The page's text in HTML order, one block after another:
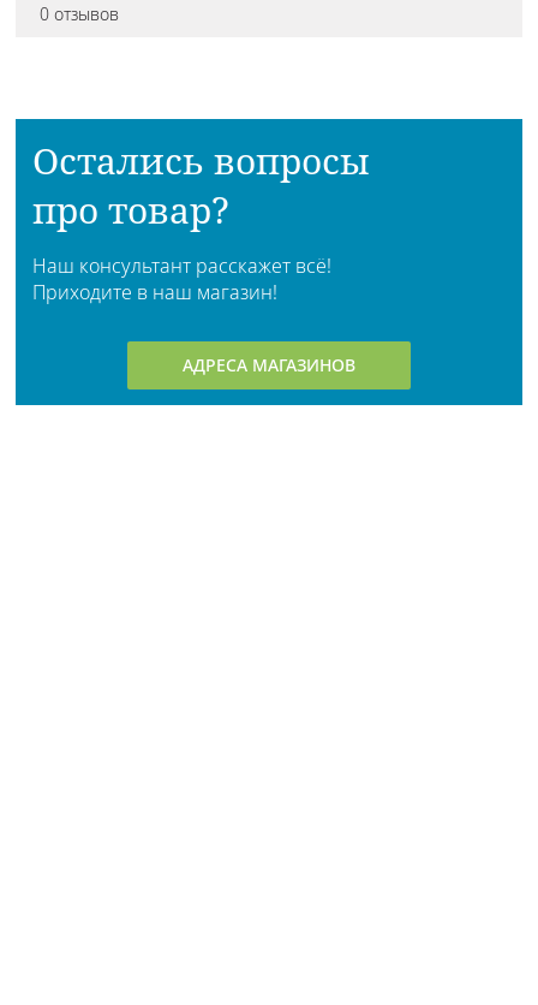
0 отзывов
Остались вопросы
про товар?
Наш консультант расскажет всё!
Приходите в наш магазин!
АДРЕСА МАГАЗИНОВ